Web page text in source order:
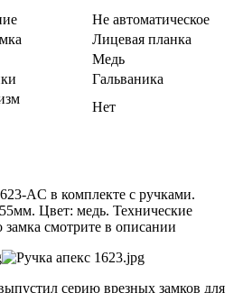
Не автоматическое
Лицевая планка
Медь
Гальваника
Нет
AC в комплекте с ручками.
Цвет: медь. Технические
замка смотрите в описании
серию врезных замков для